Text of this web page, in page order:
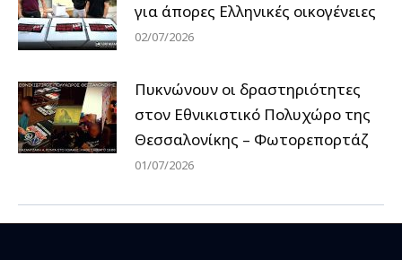
για άπορες Ελληνικές οικογένειες
02/07/2026
Πυκνώνουν οι δραστηριότητες
στον Εθνικιστικό Πολυχώρο της
Θεσσαλονίκης – Φωτορεπορτάζ
01/07/2026